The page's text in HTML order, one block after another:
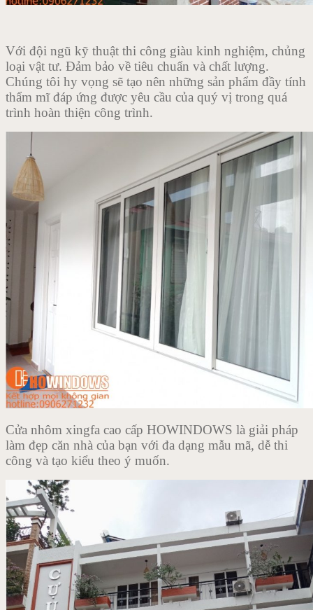
Với đội ngũ kỹ thuật thi công giàu kinh nghiệm, chủng
loại vật tư. Đảm bảo về tiêu chuẩn và chất lượng.
Chúng tôi hy vọng sẽ tạo nên những sản phẩm đầy tính
thẩm mĩ đáp ứng được yêu cầu của quý vị trong quá
trình hoàn thiện công trình.
Cửa nhôm xingfa cao cấp HOWINDOWS là giải pháp
làm đẹp căn nhà của bạn với đa dạng mẫu mã, dễ thi
công và tạo kiểu theo ý muốn.